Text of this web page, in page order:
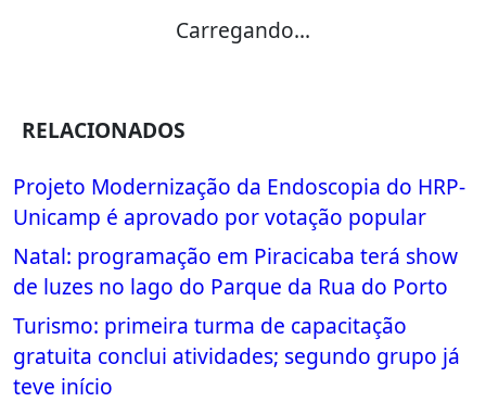
Carregando...
RELACIONADOS
Projeto Modernização da Endoscopia do HRP-
Unicamp é aprovado por votação popular
Natal: programação em Piracicaba terá show
de luzes no lago do Parque da Rua do Porto
Turismo: primeira turma de capacitação
gratuita conclui atividades; segundo grupo já
teve início